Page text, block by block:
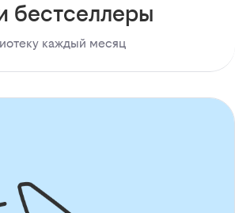
бестселлеры
каждый месяц